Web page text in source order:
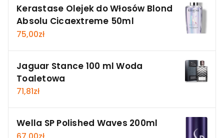
Kerastase Olejek do Włosów Blond
Absolu Cicaextreme 50ml
75,00zł
Jaguar Stance 100 ml Woda
Toaletowa
71,81zł
Wella SP Polished Waves 200ml